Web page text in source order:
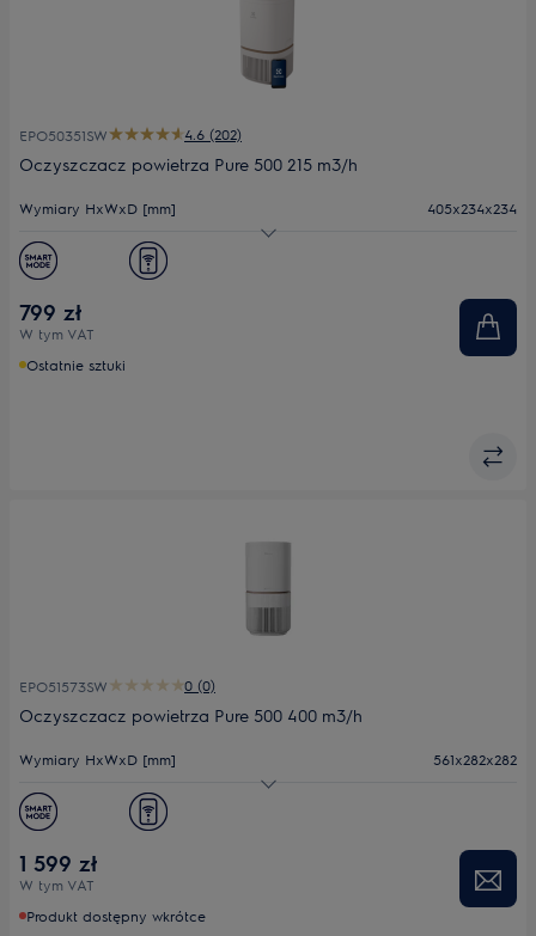
EPO50351SW 4.6 (202)
Oczyszczacz powietrza Pure 500 215 m3/h
Wymiary HxWxD [mm] 405x234x234
Efektywność filtracji (CADR m³/h)
Poziom hałasu (min.-maks.) dB(A) 20 - 20
799 zł
W tym VAT
Ostatnie sztuki
EPO51573SW 0 (0)
Oczyszczacz powietrza Pure 500 400 m3/h
Wymiary HxWxD [mm] 561x282x282
Efektywność filtracji (CADR m³/h)
Poziom hałasu (min.-maks.) dB(A) 0-0
1 599 zł
W tym VAT
Produkt dostępny wkrótce